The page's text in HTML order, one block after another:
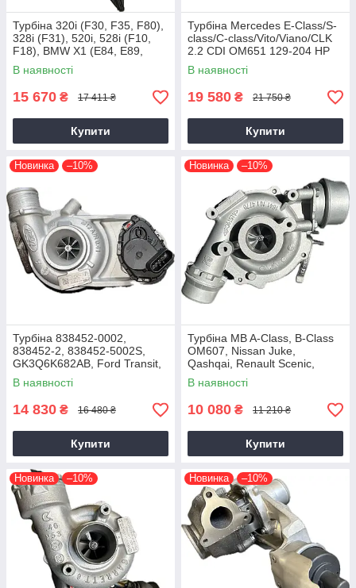
Турбіна 320i (F30, F35, F80),
328i (F31), 520i, 528i (F10,
F18), BMW X1 (E84, E89,
F25) N20B20, 2011+, 2.0 L
В наявності
15 670 ₴ 17 411 ₴
Купити
Турбіна Mercedes E-Class/S-
class/C-class/Vito/Viano/CLK
2.2 CDI OM651 129-204 HP
В наявності
19 580 ₴ 21 750 ₴
Купити
Новинка –10%
Турбіна 838452-0002,
838452-2, 838452-5002S,
GK3Q6K682AB, Ford Transit,
Tourneo EcoBlue YNFS,
YNF6, 2.0D, GTD1444V
В наявності
14 830 ₴ 16 480 ₴
Купити
Новинка –10%
Турбіна MB A-Class, B-Class
OM607, Nissan Juke,
Qashqai, Renault Scenic,
Kadjar, Megane K9K, 1.5 dCi,
2014+
В наявності
10 080 ₴ 11 210 ₴
Купити
Новинка –10% Новинка –10%